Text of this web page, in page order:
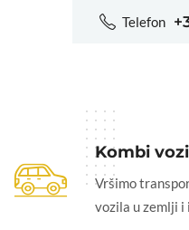
Telefon
Kombi
Vršimo
vozila u zemlji